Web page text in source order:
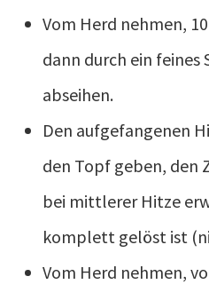
Vom Herd nehmen,
dann durch ein feines
abseihen.
Den aufgefangenen
den Topf geben, den
bei mittlerer Hitze
komplett gelöst ist
Vom Herd nehmen,